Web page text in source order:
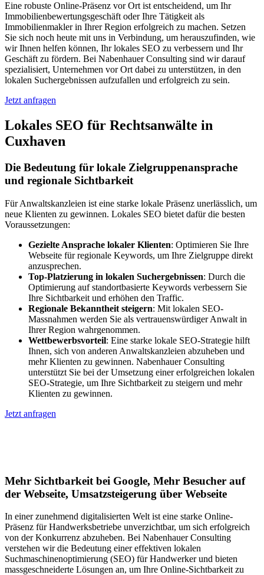
Eine robuste Online-Präsenz vor Ort ist entscheidend, um Ihr
Immobilienbewertungsgeschäft oder Ihre Tätigkeit als
Immobilienmakler in Ihrer Region erfolgreich zu machen. Setzen
Sie sich noch heute mit uns in Verbindung, um herauszufinden, wie
wir Ihnen helfen können, Ihr lokales SEO zu verbessern und Ihr
Geschäft zu fördern. Bei Nabenhauer Consulting sind wir darauf
spezialisiert, Unternehmen vor Ort dabei zu unterstützen, in den
lokalen Suchergebnissen aufzufallen und erfolgreich zu sein.
Jetzt anfragen
Lokales SEO für Rechtsanwälte in
Cuxhaven
Die Bedeutung für lokale Zielgruppenansprache
und regionale Sichtbarkeit
Für Anwaltskanzleien ist eine starke lokale Präsenz unerlässlich, um
neue Klienten zu gewinnen. Lokales SEO bietet dafür die besten
Voraussetzungen:
Gezielte Ansprache lokaler Klienten: Optimieren Sie Ihre
Webseite für regionale Keywords, um Ihre Zielgruppe direkt
anzusprechen.
Top-Platzierung in lokalen Suchergebnissen: Durch die
Optimierung auf standortbasierte Keywords verbessern Sie
Ihre Sichtbarkeit und erhöhen den Traffic.
Regionale Bekanntheit steigern: Mit lokalen SEO-
Massnahmen werden Sie als vertrauenswürdiger Anwalt in
Ihrer Region wahrgenommen.
Wettbewerbsvorteil: Eine starke lokale SEO-Strategie hilft
Ihnen, sich von anderen Anwaltskanzleien abzuheben und
mehr Klienten zu gewinnen. Nabenhauer Consulting
unterstützt Sie bei der Umsetzung einer erfolgreichen lokalen
SEO-Strategie, um Ihre Sichtbarkeit zu steigern und mehr
Klienten zu gewinnen.
Jetzt anfragen
Mehr Sichtbarkeit bei Google, Mehr Besucher auf
der Webseite, Umsatzsteigerung über Webseite
In einer zunehmend digitalisierten Welt ist eine starke Online-
Präsenz für Handwerksbetriebe unverzichtbar, um sich erfolgreich
von der Konkurrenz abzuheben. Bei Nabenhauer Consulting
verstehen wir die Bedeutung einer effektiven lokalen
Suchmaschinenoptimierung (SEO) für Handwerker und bieten
massgeschneiderte Lösungen an, um Ihre Online-Sichtbarkeit zu